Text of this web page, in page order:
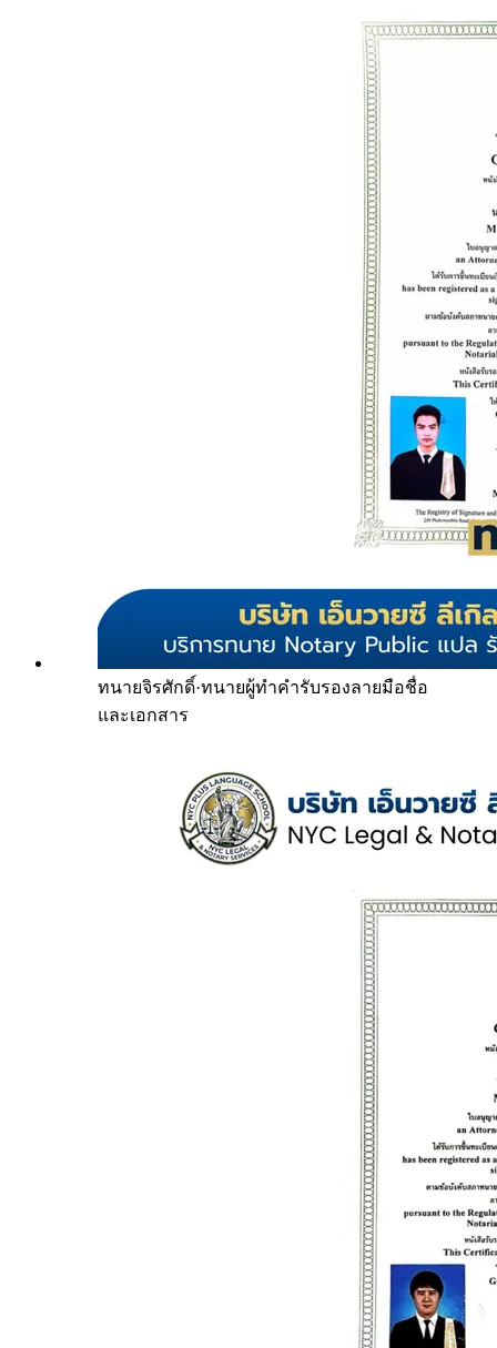
ทนายจิรศักดิ์·ทนายผู้ทำคำรับรองลายมือชื่อ
และเอกสาร